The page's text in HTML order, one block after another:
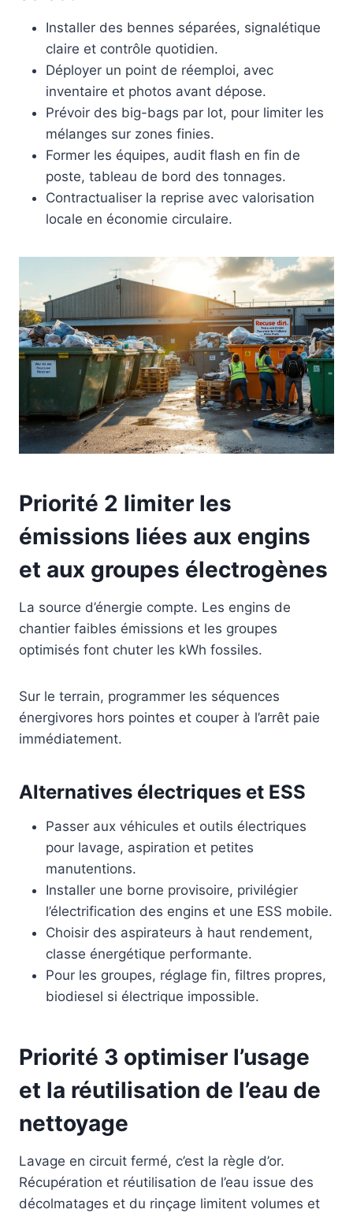
Installer des bennes séparées, signalétique
claire et contrôle quotidien.
Déployer un point de réemploi, avec
inventaire et photos avant dépose.
Prévoir des big-bags par lot, pour limiter les
mélanges sur zones finies.
Former les équipes, audit flash en fin de
poste, tableau de bord des tonnages.
Contractualiser la reprise avec valorisation
locale en économie circulaire.
Priorité 2 limiter les
émissions liées aux engins
et aux groupes électrogènes
La source d’énergie compte. Les engins de
chantier faibles émissions et les groupes
optimisés font chuter les kWh fossiles.
Sur le terrain, programmer les séquences
énergivores hors pointes et couper à l’arrêt paie
immédiatement.
Alternatives électriques et ESS
Passer aux véhicules et outils électriques
pour lavage, aspiration et petites
manutentions.
Installer une borne provisoire, privilégier
l’électrification des engins et une ESS mobile.
Choisir des aspirateurs à haut rendement,
classe énergétique performante.
Pour les groupes, réglage fin, filtres propres,
biodiesel si électrique impossible.
Priorité 3 optimiser l’usage
et la réutilisation de l’eau de
nettoyage
Lavage en circuit fermé, c’est la règle d’or.
Récupération et réutilisation de l’eau issue des
décolmatages et du rinçage limitent volumes et